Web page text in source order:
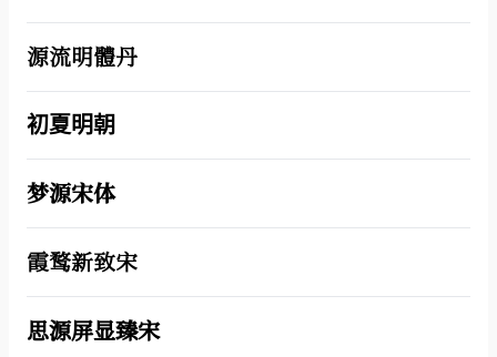
源流明體丹
初夏明朝
梦源宋体
霞鹜新致宋
思源屏显臻宋